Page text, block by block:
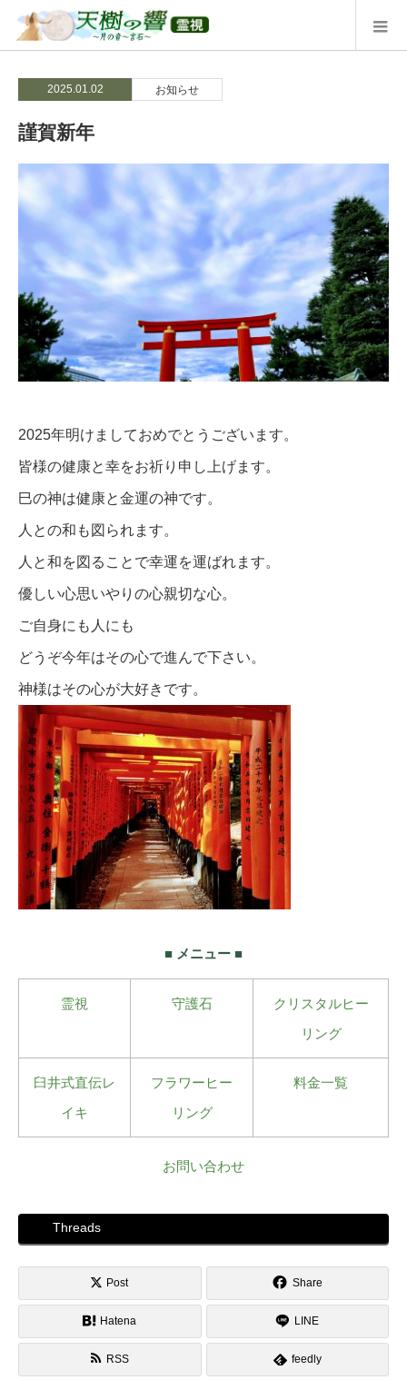
2025.01.02 お知らせ
謹賀新年
2025年明けましておめでとうございます。
皆様の健康と幸をお祈り申し上げます。
巳の神は健康と金運の神です。
人との和も図られます。
人と和を図ることで幸運を運ばれます。
優しい心思いやりの心親切な心。
ご自身にも人にも
どうぞ今年はその心で進んで下さい。
神様はその心が大好きです。
■ メニュー ■
霊視 守護石
クリスタルヒー
リング
臼井式直伝レ
イキ
フラワーヒー
リング
料金一覧
お問い合わせ
Threads
Post Share
Hatena LINE
RSS feedly